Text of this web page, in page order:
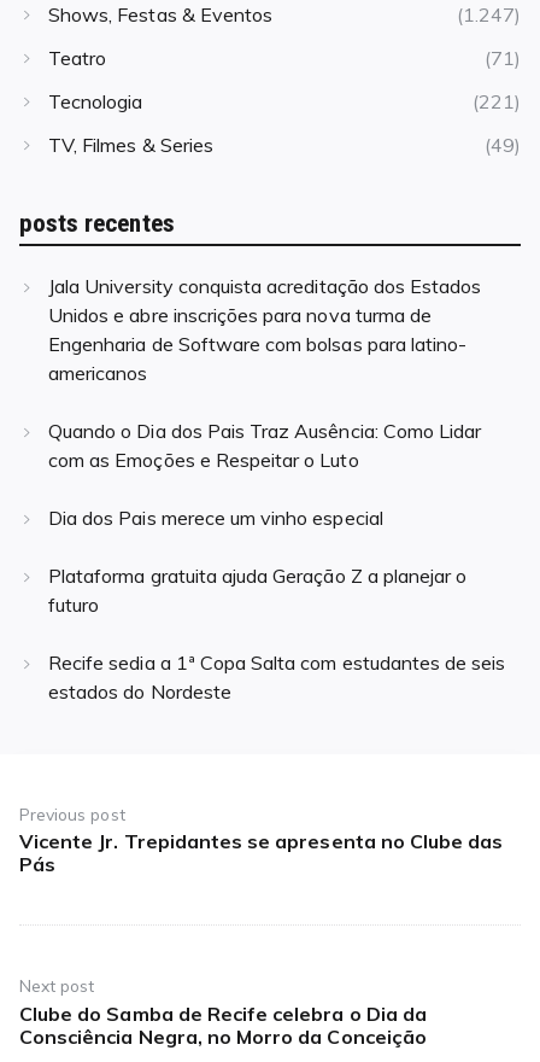
Shows, Festas & Eventos
(1.247)
Teatro
(71)
Tecnologia
(221)
TV, Filmes & Series
(49)
posts recentes
Jala University conquista acreditação dos Estados
Unidos e abre inscrições para nova turma de
Engenharia de Software com bolsas para latino-
americanos
Quando o Dia dos Pais Traz Ausência: Como Lidar
com as Emoções e Respeitar o Luto
Dia dos Pais merece um vinho especial
Plataforma gratuita ajuda Geração Z a planejar o
futuro
Recife sedia a 1ª Copa Salta com estudantes de seis
estados do Nordeste
de
Post
Previous post
Previous
post:
Vicente Jr. Trepidantes se apresenta no Clube das
Pás
Next post
Next
post:
Clube do Samba de Recife celebra o Dia da
Consciência Negra, no Morro da Conceição